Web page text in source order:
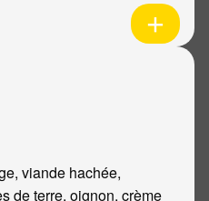
viande hachée,
de terre, oignon, crème